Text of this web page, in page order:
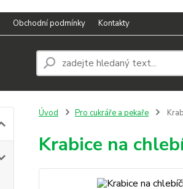
Obchodní podmínky Kontakty
Úvod Pro cukráře a pekaře
Krabice na